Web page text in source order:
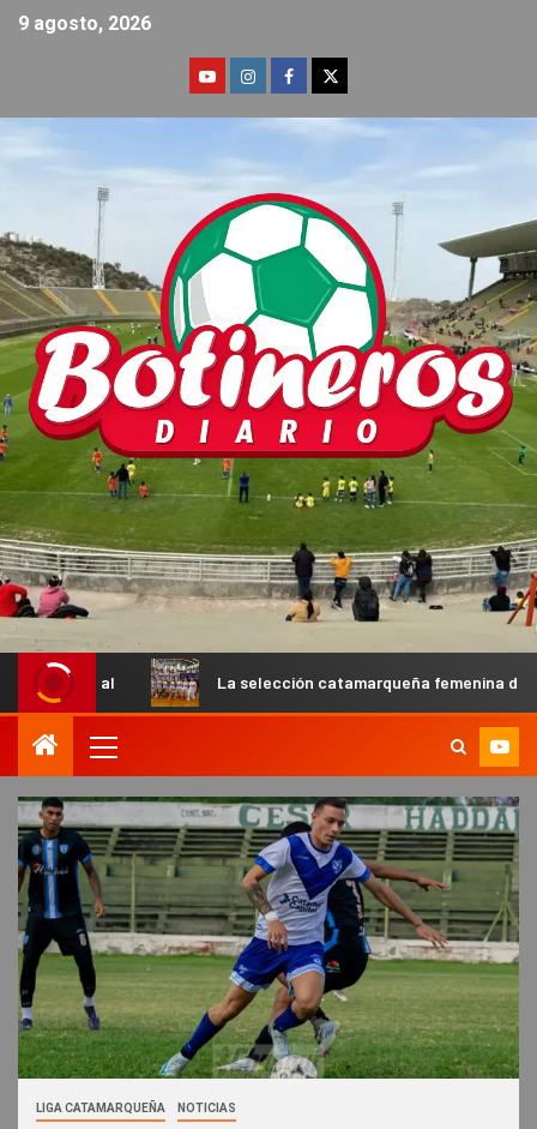
9 agosto, 2026
La selección catamarqueña femenina de básquet U13
LIGA CATAMARQUEÑA NOTICIAS